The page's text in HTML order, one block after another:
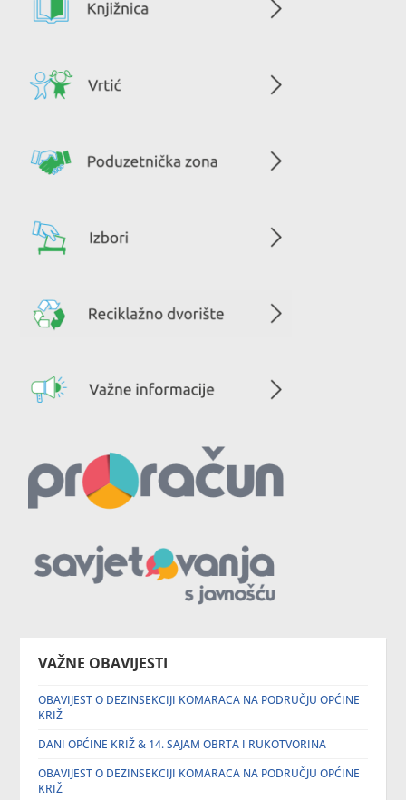
VAŽNE OBAVIJESTI
OBAVIJEST O DEZINSEKCIJI KOMARACA NA PODRUČJU OPĆINE
KRIŽ
DANI OPĆINE KRIŽ & 14. SAJAM OBRTA I RUKOTVORINA
OBAVIJEST O DEZINSEKCIJI KOMARACA NA PODRUČJU OPĆINE
KRIŽ